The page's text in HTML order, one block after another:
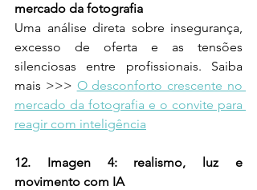
mercado da fotografia
Uma análise direta sobre insegurança,
excesso de oferta e as tensões
silenciosas entre profissionais. Saiba
mais >>> O desconforto crescente no
mercado da fotografia e o convite para
reagir com inteligência
12. Imagen 4: realismo, luz e
movimento com IA